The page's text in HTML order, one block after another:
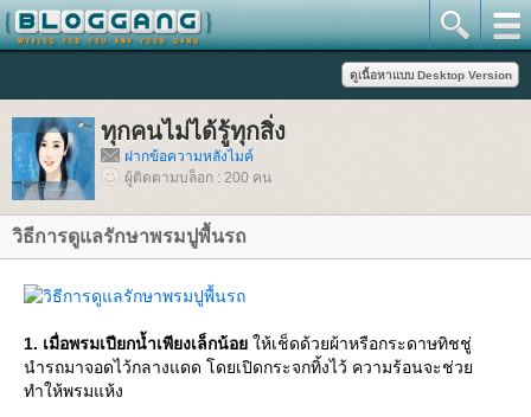
ทุกคนไม่ได้รู้ทุกสิ่ง
ฝากข้อความหลังไมค์
ผู้ติดตามบล็อก : 200 คน
วิธีการดูแลรักษาพรมปูพื้นรถ
1. เมื่อพรมเปียกน้ำเพียงเล็กน้อ ห้เช็ดด้วยผ้าหรือกระดาษทิชชู่
นำรถมาจอดไว้กลางแดด โดยเปิดกระจกทิ้งไว้ ความร้อนจะช่ว
ทำให้พรมแห้ง